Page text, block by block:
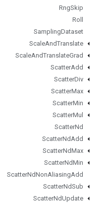
RngSkip
Roll
SamplingDataset
ScaleAndTranslate
ScaleAndTranslateGrad
ScatterAdd
ScatterDiv
ScatterMax
ScatterMin
ScatterMul
ScatterNd
ScatterNdAdd
ScatterNdMax
ScatterNdMin
ScatterNdNonAliasingAdd
ScatterNdSub
ScatterNdUpdate